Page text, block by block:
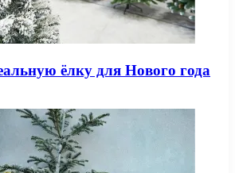
ёлку для Нового года